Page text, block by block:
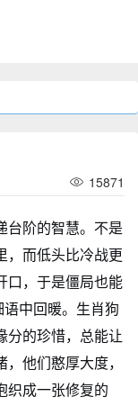
15871
台阶的智慧。不是
，而低头比冷战更
口，于是僵局也能
中回暖。生肖狗
分的珍惜，总能让
他们憨厚大度，
织成一张修复的